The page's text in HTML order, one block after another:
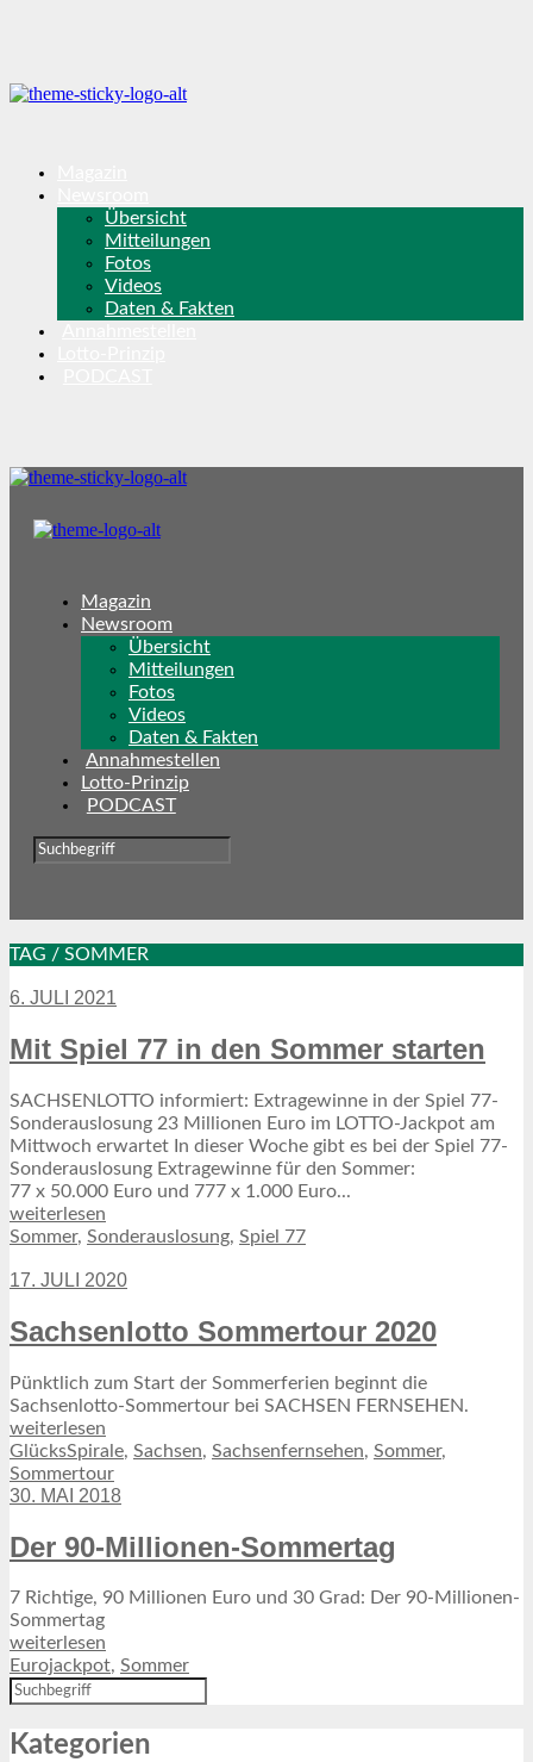
Übersicht
Mitteilungen
Fotos
Videos
Daten & Fakten
Magazin
Newsroom
Übersicht
Mitteilungen
Fotos
Videos
Daten & Fakten
Annahmestellen
Lotto-Prinzip
PODCAST
TAG / SOMMER
6. JULI 2021
Mit Spiel 77 in den Sommer starten
SACHSENLOTTO informiert: Extragewinne in der Spiel 77-
Sonderauslosung 23 Millionen Euro im LOTTO-Jackpot am
Mittwoch erwartet In dieser Woche gibt es bei der Spiel 77-
Sonderauslosung Extragewinne für den Sommer:
77 x 50.000 Euro und 777 x 1.000 Euro...
weiterlesen
Sommer, Sonderauslosung, Spiel 77
17. JULI 2020
Sachsenlotto Sommertour 2020
Pünktlich zum Start der Sommerferien beginnt die
Sachsenlotto-Sommertour bei SACHSEN FERNSEHEN.
weiterlesen
GlücksSpirale, Sachsen, Sachsenfernsehen, Sommer,
Sommertour
30. MAI 2018
Der 90-Millionen-Sommertag
7 Richtige, 90 Millionen Euro und 30 Grad: Der 90-Millionen-
Sommertag
weiterlesen
Eurojackpot, Sommer
Kategorien